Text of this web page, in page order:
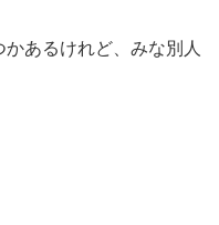
あるけれど、みな別人